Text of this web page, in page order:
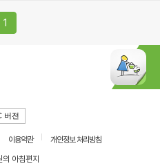
1
버전
이용약관
개인정보 처리방침
아침편지